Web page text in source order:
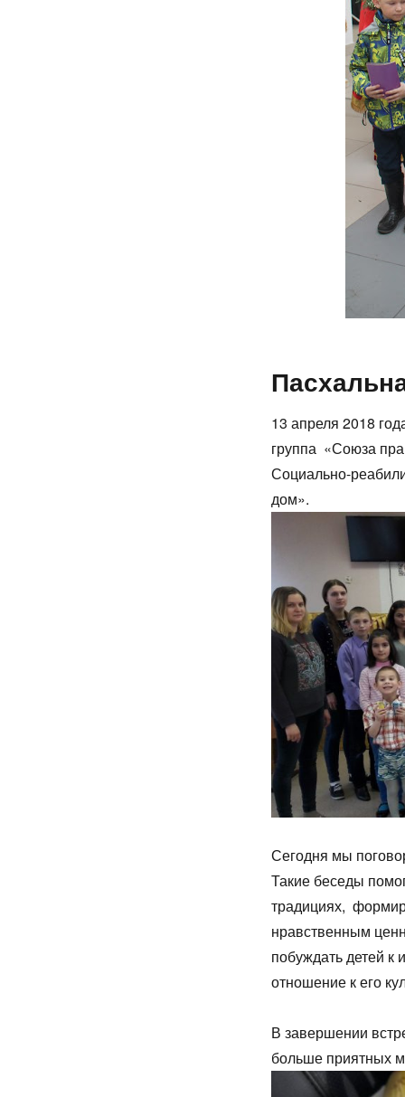
13 апреля 2018
группа «Союза
Социально-
дом».
Сегодня мы
Такие беседы
традициях,
нравственным
побуждать детей к
отношение к его
В завершении
больше приятных